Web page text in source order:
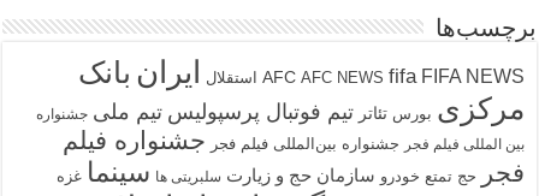
AFC AFC NEWS fifa FIFA استقلال ایران بانک
بورس تئاتر تیم فوتبال پرسپولیس تیم ملی جشنواره
المللی فیلم فجر جشنواره بین‌المللی فیلم فجر جشنواره فیلم
حج تمتع خودرو سازمان حج و زیارت سلبریتی ها سینما غزه